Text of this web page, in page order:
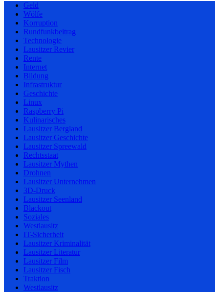
Geld
Wölfe
Korruption
Rundfunkbeitrag
Technologie
Lausitzer Revier
Rente
Internet
Bildung
Infrastruktur
Geschichte
Linux
Raspberry Pi
Kulinarisches
Lausitzer Bergland
Lausitzer Geschichte
Lausitzer Spreewald
Rechtsstaat
Lausitzer Mythen
Drohnen
Lausitzer Unternehmen
3D-Druck
Lausitzer Seenland
Blackout
Soziales
Westlausitz
IT-Sicherheit
Lausitzer Kriminalität
Lausitzer Literatur
Lausitzer Film
Lausitzer Fisch
Traktion
Westlausitz